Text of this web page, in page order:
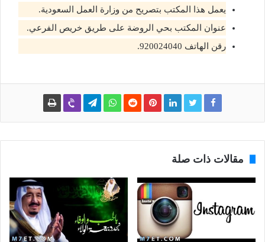
يعمل هذا المكتب بتصريح من وزارة العمل السعودية.
عنوان المكتب بحي الروضة على طريق خريص الفرعي.
رقن الهاتف 920024040.
مقالات ذات صلة